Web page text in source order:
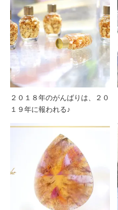
２０１８年のがんばりは、２０
１９年に報われる♪